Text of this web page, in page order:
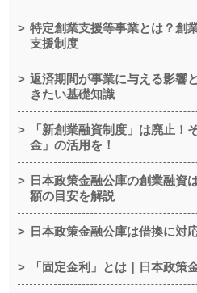
特定創業支援等事業とは？創
支援制度
返済期間が事業に与える影響
きたい基礎知識
「新創業融資制度」は廃止！
金」の活用を！
日本政策金融公庫の創業融資
額の目安を解説
日本政策金融公庫は借換に対
「固定金利」とは｜日本政策